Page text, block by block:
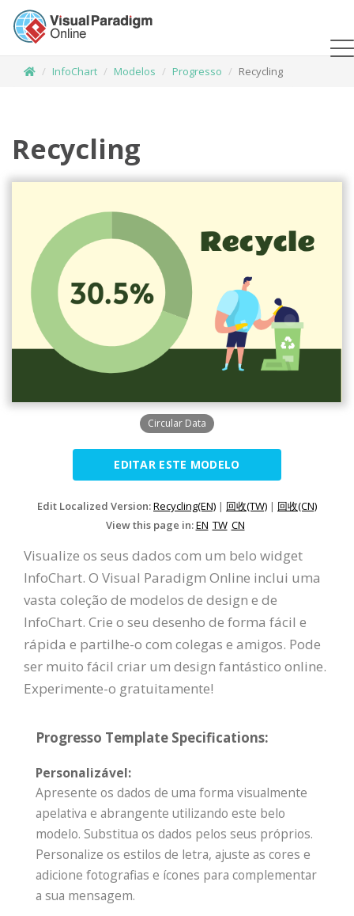
InfoChart Modelos Progresso Recycling
Recycling
Circular Data
EDITAR ESTE MODELO
Edit Localized Version:Recycling(EN) | 回收(TW) | 回收(CN)
View this page in:EN TW CN
Visualize os seus dados com um belo widget
InfoChart. O Visual Paradigm Online inclui uma
vasta coleção de modelos de design e de
InfoChart. Crie o seu desenho de forma fácil e
rápida e partilhe-o com colegas e amigos. Pode
ser muito fácil criar um design fantástico online.
Experimente-o gratuitamente!
Progresso Template Specifications:
Personalizável:
Apresente os dados de uma forma visualmente
apelativa e abrangente utilizando este belo
modelo. Substitua os dados pelos seus próprios.
Personalize os estilos de letra, ajuste as cores e
adicione fotografias e ícones para complementar
a sua mensagem.